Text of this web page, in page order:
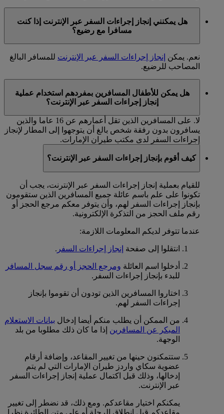
هل يمكنني إنجاز إجراءات السفر عبر الإنترنت إذا كنت
مسافرا مع رضيع؟
نعم. يمكن إنجاز إجراءات السفر عبر الإنترنت للمسافر البالغ
المصاحب للرضيع.
هل يمكن للأطفال المسافرين بمفردهم استخدام عملية
إنجاز إجراءات السفر عبر الإنترنت؟
لا. على المسافرين الذين تقل أعمارهم عن 16 عاما والذين
يسافرون بدون رفقة شخص بالغ أن يتوجهوا إلى المطار لإنجاز
إجراءات السفر لدى مكتب طيران الإمارات.
كيف أقوم بإنجاز إجراءات السفر عبر الإنترنت؟
للقيام بعملية إنجاز إجراءات السفر عبر الإنترنت، يجب أن
تكونوا على علم باسم عائلة جميع المسافرين الذين ستقومون
بإنجاز إجراءات السفر لهم، وأن يتوفر معكم مرجع الحجز أو
رقم ملف الحجز من التذكرة الإلكترونية.
عندما تتوفر لديكم المعلومات اللازمة:
انتقلوا إلى صفحة إنجاز إجراءات السفر .
أدخلوا اسم العائلة ومرجع الحجز أو رقم سجل المسافر
للبدء بإنجاز إجراءات السفر.
اختاروا المسافرين الذين تودون أن تقوموا بإنجاز
إجراءات السفر لهم.
من الممكن أن يطلب منكم أيضا إدخال بيانات الاستعلام
المبكر عن المسافرين إذا ما كان ذلك مطلوبا من بلد
الوجهة.
ستتمكنون حينها من تغيير المقاعد، وإضافة أرقام
عضوية سكاي واردز طيران الإمارات التي لم يتم
إدخالها، وذلك قبل اكتمال عملية إنجاز إجراءات السفر
عبر الإنترنت.
يمكنكم اختيار مقاعدكم. ومع ذلك، قد نضطر إلى تغيير
مقاعدكم قبل انطلاق الرحلة أو على متن الطائرة نظرا